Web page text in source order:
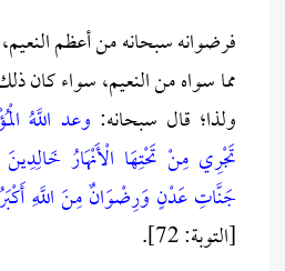
فرضوانه سبحانه من أعظم
مما سواه من النعيم، سواء كان
ولذا؛ قال سبحانه: وعد اللَّهُ
تَجْرِي مِنْ تَحْتِهَا الْأَنْهَارُ
جَنَّاتِ عَدْنٍ وَرِضْوَانٌ مِنَ اللَّهِ
[التوبة: 72].